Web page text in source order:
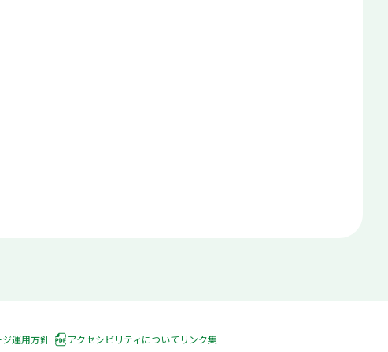
運用方針 アクセシビリティについて リンク集